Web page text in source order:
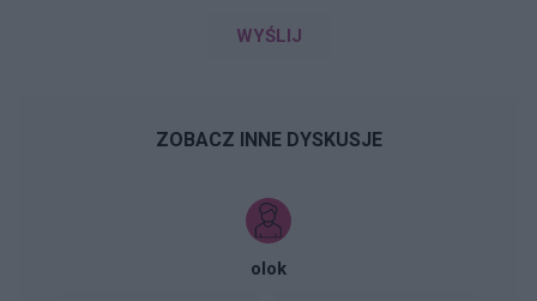
WYŚLIJ
ZOBACZ INNE DYSKUSJE
olok